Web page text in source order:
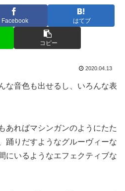
Facebook はてブ
コピー
2020.04.13
な音色も出せるし、いろんな表
あればマシンガンのようにたた
踊りだすようなグルーヴィーな
にいるようなエフェクティブな